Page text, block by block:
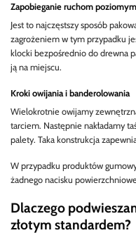
Zapobieganie ruchom poziomym
Jest to najczęstszy sposób
zagrożeniem w tym przypadku
klocki bezpośrednio do drewna
ją na miejscu.
Kroki owijania i banderolowania
Wielokrotnie owijamy
tarciem. Następnie nakładamy
palety. Taka konstrukcja
W przypadku produktów
żadnego nacisku
Dlaczego
złotym standardem?